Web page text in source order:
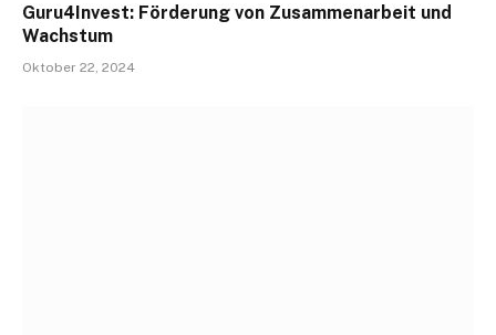
Guru4Invest: Förderung von Zusammenarbeit und
Wachstum
Oktober 22, 2024